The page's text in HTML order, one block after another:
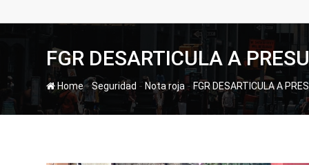
FGR DESARTICULA A
Home- Seguridad - Nota roja-FGR DESARTICULA A